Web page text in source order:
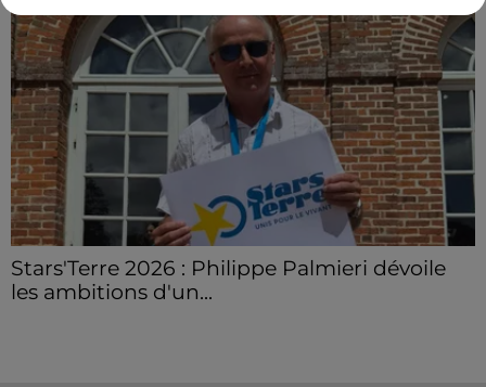
Stars'Terre 2026 : Philippe Palmieri dévoile
les ambitions d'un...